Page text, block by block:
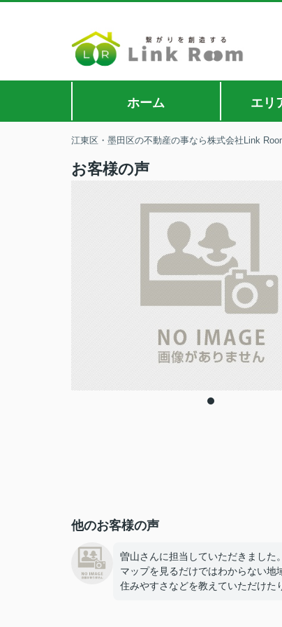
ホーム エリ
江東区・墨田区の不動産の事なら株式会社Link
お客様の声
他のお客様の声
曽山さんに担当していただきました。
マップを見るだけではわからない地
住みやすさなどを教えていただけた